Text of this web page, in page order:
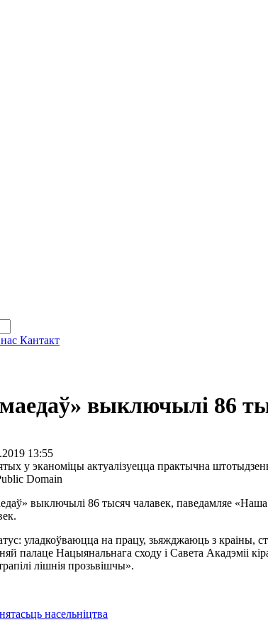
Кантакт
выключылі 86
13:55
у эканоміцы актуалізуецца практычна
Domain
выключылі 86 тысяч чалавек, паведамляе
уладкоўваюцца на працу, зьяжджаюць з краіны,
палаце Нацыянальнага сходу і Савета Акадэміі
лішнія прозьвішчы».
насельніцтва